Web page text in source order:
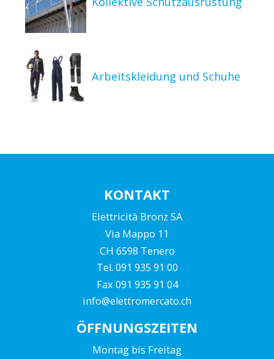
Arbeitskleidung und Schuhe
KONTAKT
Elettricità Bronz SA
Via Mappo 11
CH 6598 Tenero
Tel. 091 935 91 00
Fax 091 935 91 04
info@elettromercato.ch
ÖFFNUNGSZEITEN
Montag bis Freitag